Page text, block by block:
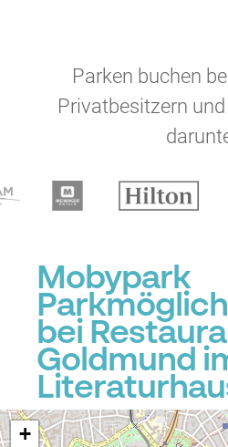
Parken buchen
Privatbesitzern
Mobypark
bei
Goldmund
+